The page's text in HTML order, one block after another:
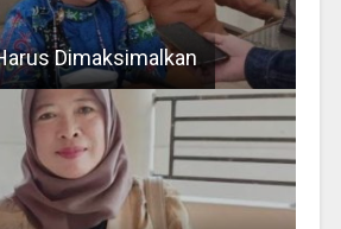
Dimaksimalkan